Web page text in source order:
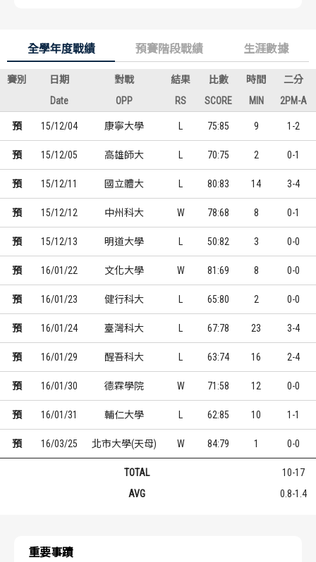
全學年度戰績 預賽階段戰績 生涯數據
賽別 日期 對戰 結果 比數 時間
二分
Date
OPP RS SCORE MIN 2PM-A
預 15/12/04 康寧大學 L 75:85 9 1-2
預 15/12/05 高雄師大 L 70:75 2 0-1
預 15/12/11 國立體大 L 80:83 14 3-4
預 15/12/12 中州科大 W 78:68 8 0-1
預 15/12/13 明道大學 L 50:82 3 0-0
預 16/01/22 文化大學 W 81:69 8 0-0
預 16/01/23 健行科大 L 65:80 2 0-0
預 16/01/24 臺灣科大 L 67:78 23 3-4
預 16/01/29 醒吾科大 L 63:74 16 2-4
預 16/01/30 德霖學院 W 71:58 12 0-0
預 16/01/31 輔仁大學 L 62:85 10 1-1
預 16/03/25 北市大學(天母) W 84:79 1 0-0
TOTAL
10-17
AVG
0.8-1.4
重要事蹟